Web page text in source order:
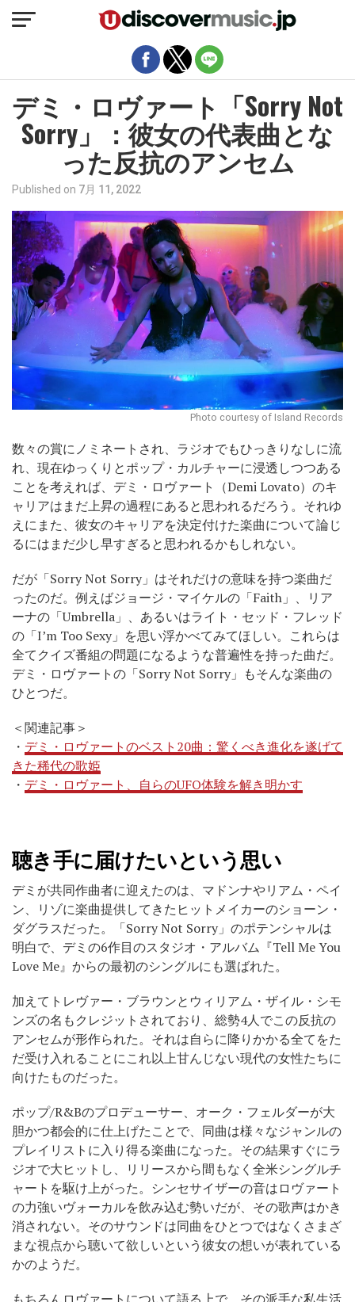
デミ・ロヴァート「Sorry Not
Sorry」：彼女の代表曲とな
った反抗のアンセム
Published on 7月 11, 2022
Photo courtesy of Island Records
数々の賞にノミネートされ、ラジオでもひっきりなしに流
れ、現在ゆっくりとポップ・カルチャーに浸透しつつある
ことを考えれば、デミ・ロヴァート（Demi Lovato）のキ
ャリアはまだ上昇の過程にあると思われるだろう。それゆ
えにまた、彼女のキャリアを決定付けた楽曲について論じ
るにはまだ少し早すぎると思われるかもしれない。
だが「Sorry Not Sorry」はそれだけの意味を持つ楽曲だ
ったのだ。例えばジョージ・マイケルの「Faith」、リア
ーナの「Umbrella」、あるいはライト・セッド・フレッド
の「I’m Too Sexy」を思い浮かべてみてほしい。これらは
全てクイズ番組の問題になるような普遍性を持った曲だ。
デミ・ロヴァートの「Sorry Not Sorry」もそんな楽曲の
ひとつだ。
＜関連記事＞
・ デミ・ロヴァートのベスト20曲：驚くべき進化を遂げて
きた稀代の歌姫
・ デミ・ロヴァート、自らのUFO体験を解き明かす
聴き手に届けたいという思い
デミが共同作曲者に迎えたのは、マドンナやリアム・ペイ
ン、リゾに楽曲提供してきたヒットメイカーのショーン・
ダグラスだった。「Sorry Not Sorry」のポテンシャルは
明白で、デミの6作目のスタジオ・アルバム『Tell Me You
Love Me』からの最初のシングルにも選ばれた。
加えてトレヴァー・ブラウンとウィリアム・ザイル・シモ
ンズの名もクレジットされており、総勢4人でこの反抗の
アンセムが形作られた。それは自らに降りかかる全てをた
だ受け入れることにこれ以上甘んじない現代の女性たちに
向けたものだった。
ポップ/R&Bのプロデューサー、オーク・フェルダーが大
胆かつ都会的に仕上げたことで、同曲は様々なジャンルの
プレイリストに入り得る楽曲になった。その結果すぐにラ
ジオで大ヒットし、リリースから間もなく全米シングルチ
ャートを駆け上がった。シンセサイザーの音はロヴァート
の力強いヴォーカルを飲み込む勢いだが、その歌声はかき
消されない。そのサウンドは同曲をひとつではなくさまざ
まな視点から聴いて欲しいという彼女の想いが表れている
かのようだ。
モバイルバージョンを終了